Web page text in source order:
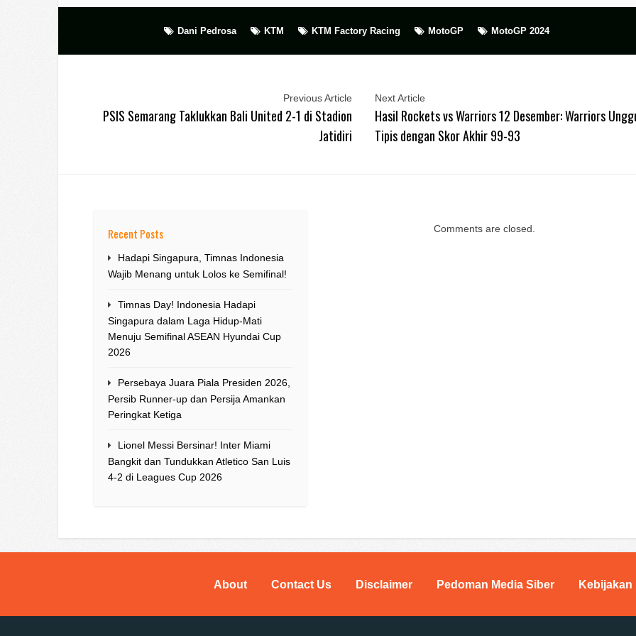
Dani Pedrosa KTM KTM Factory Racing MotoGP MotoGP 2024
Previous Article
PSIS Semarang Taklukkan Bali United 2-1 di Stadion
Jatidiri
Next Article
Hasil Rockets vs Warriors 12 Desember: Warriors
Tipis dengan Skor Akhir 99-93
Recent Posts
Hadapi Singapura, Timnas Indonesia
Wajib Menang untuk Lolos ke Semifinal!
Timnas Day! Indonesia Hadapi
Singapura dalam Laga Hidup-Mati
Menuju Semifinal ASEAN Hyundai Cup
2026
Persebaya Juara Piala Presiden 2026,
Persib Runner-up dan Persija Amankan
Peringkat Ketiga
Lionel Messi Bersinar! Inter Miami
Bangkit dan Tundukkan Atletico San Luis
4-2 di Leagues Cup 2026
Comments are closed.
About Contact Us Disclaimer Pedoman Media Siber Kebijakan